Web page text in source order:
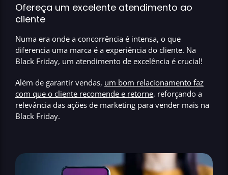
Ofereça um excelente atendimento ao
cliente
Numa era onde a concorrência é intensa, o que
diferencia uma marca é a experiência do cliente. Na
Black Friday, um atendimento de excelência é crucial!
Além de garantir vendas, um bom relacionamento faz
com que o cliente recomende e retorne, reforçando a
relevância das ações de marketing para vender mais na
Black Friday.